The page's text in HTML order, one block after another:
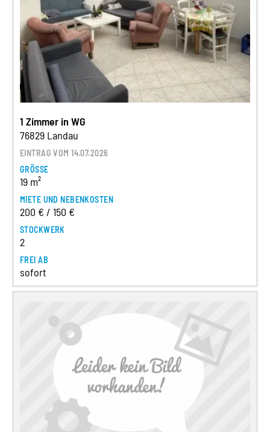
1 Zimmer in WG
76829 Landau
EINTRAG VOM 14.07.2026
GRÖSSE
19 m²
MIETE UND NEBENKOSTEN
200 € / 150 €
STOCKWERK
2
FREI AB
sofort